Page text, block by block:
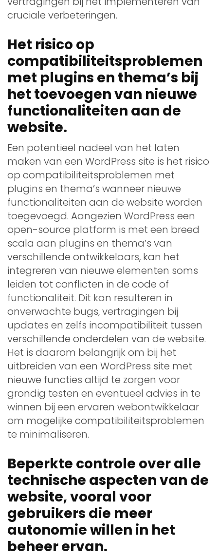
cruciale verbeteringen.
Het risico op
compatibiliteitsproblemen
met plugins en thema’s bij
het toevoegen van nieuwe
functionaliteiten aan de
website.
Een potentieel nadeel van het laten
maken van een WordPress site is het risico
op compatibiliteitsproblemen met
plugins en thema’s wanneer nieuwe
functionaliteiten aan de website worden
toegevoegd. Aangezien WordPress een
open-source platform is met een breed
scala aan plugins en thema’s van
verschillende ontwikkelaars, kan het
integreren van nieuwe elementen soms
leiden tot conflicten in de code of
functionaliteit. Dit kan resulteren in
onverwachte bugs, vertragingen bij
updates en zelfs incompatibiliteit tussen
verschillende onderdelen van de website.
Het is daarom belangrijk om bij het
uitbreiden van een WordPress site met
nieuwe functies altijd te zorgen voor
grondig testen en eventueel advies in te
winnen bij een ervaren webontwikkelaar
om mogelijke compatibiliteitsproblemen
te minimaliseren.
Beperkte controle over alle
technische aspecten van de
website, vooral voor
gebruikers die meer
autonomie willen in het
beheer ervan.